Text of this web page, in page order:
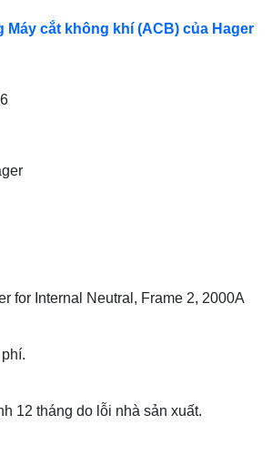
Máy cắt không khí (ACB) của Hager
for Internal Neutral, Frame 2, 2000A
12 tháng do lỗi nhà sản xuất.